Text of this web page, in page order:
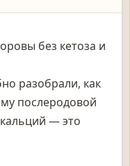
без кетоза и
разобрали, как
послеродовой
— это